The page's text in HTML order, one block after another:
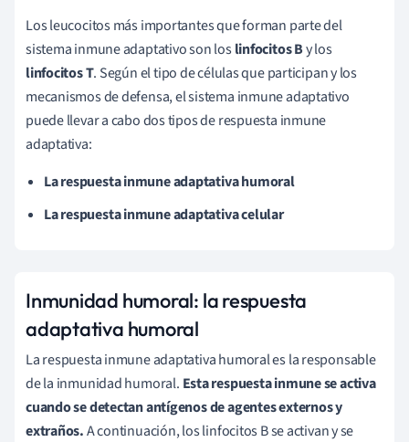
Los leucocitos más importantes que forman parte del
sistema inmune adaptativo son loslinfocitos By los
linfocitos T. Según el tipo de células que participan y los
mecanismos de defensa, el sistema inmune adaptativo
puede llevar a cabo dos tipos de respuesta inmune
adaptativa:
La respuesta inmune adaptativa humoral
La respuesta inmune adaptativacelular
Inmunidad humoral: la respuesta
adaptativa humoral
La respuesta inmune adaptativa humoral es la responsable
de la inmunidad humoral. Esta respuesta inmune se activa
cuando se detectan antígenos de agentes externos y
extraños.A continuación, los linfocitos B se activan y se